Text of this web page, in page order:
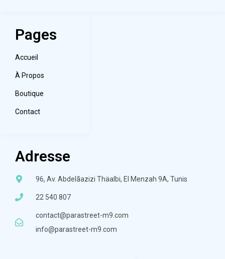
Pages
Accueil
À Propos
Boutique
Contact
Adresse
96, Av. Abdelãazizi Thäalbi, El Menzah 9A, Tunis
22 540 807
contact@parastreet-m9.com
info@parastreet-m9.com